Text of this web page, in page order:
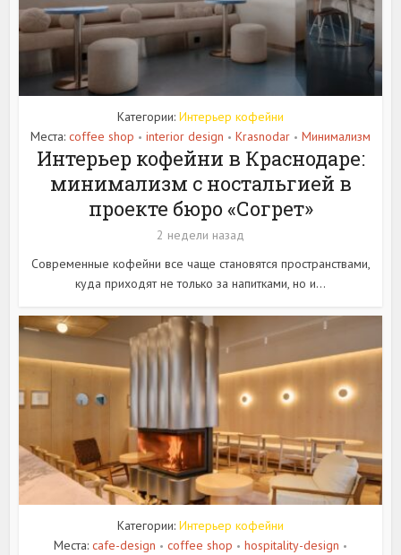
Категории: Интерьер кофейни
Места: coffee shop • interior design • Krasnodar • Минимализм
Интерьер кофейни в Краснодаре:
минимализм с ностальгией в
проекте бюро «Согрет»
2 недели назад
Современные кофейни все чаще становятся пространствами,
куда приходят не только за напитками, но и...
Категории: Интерьер кофейни
Места: cafe-design • coffee shop • hospitality-design •